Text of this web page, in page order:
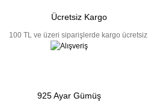
Ücretsiz Kargo
100 TL ve üzeri siparişlerde kargo ücretsiz.
925 Ayar Gümüş